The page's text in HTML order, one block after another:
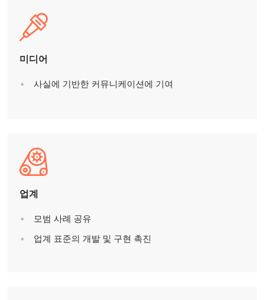
미디어
사실에 기반한 커뮤니케이션에 기여
업계
모범 사례 공유
업계 표준의 개발 및 구현 촉진